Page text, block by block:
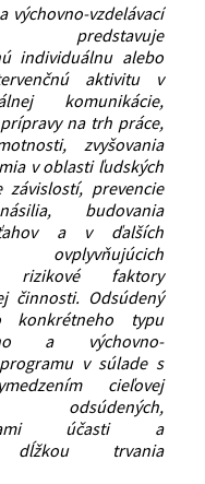
výchovno-vzdelávací
predstavuje
individuálnu alebo
aktivitu v
komunikácie,
na trh práce,
zvyšovania
v oblasti ľudských
závislostí, prevencie
budovania
a v ďalších
rizikové faktory
činnosti. Odsúdený
typu
a výchovno-
v súlade s
cieľovej
účasti a
dĺžkou trvania